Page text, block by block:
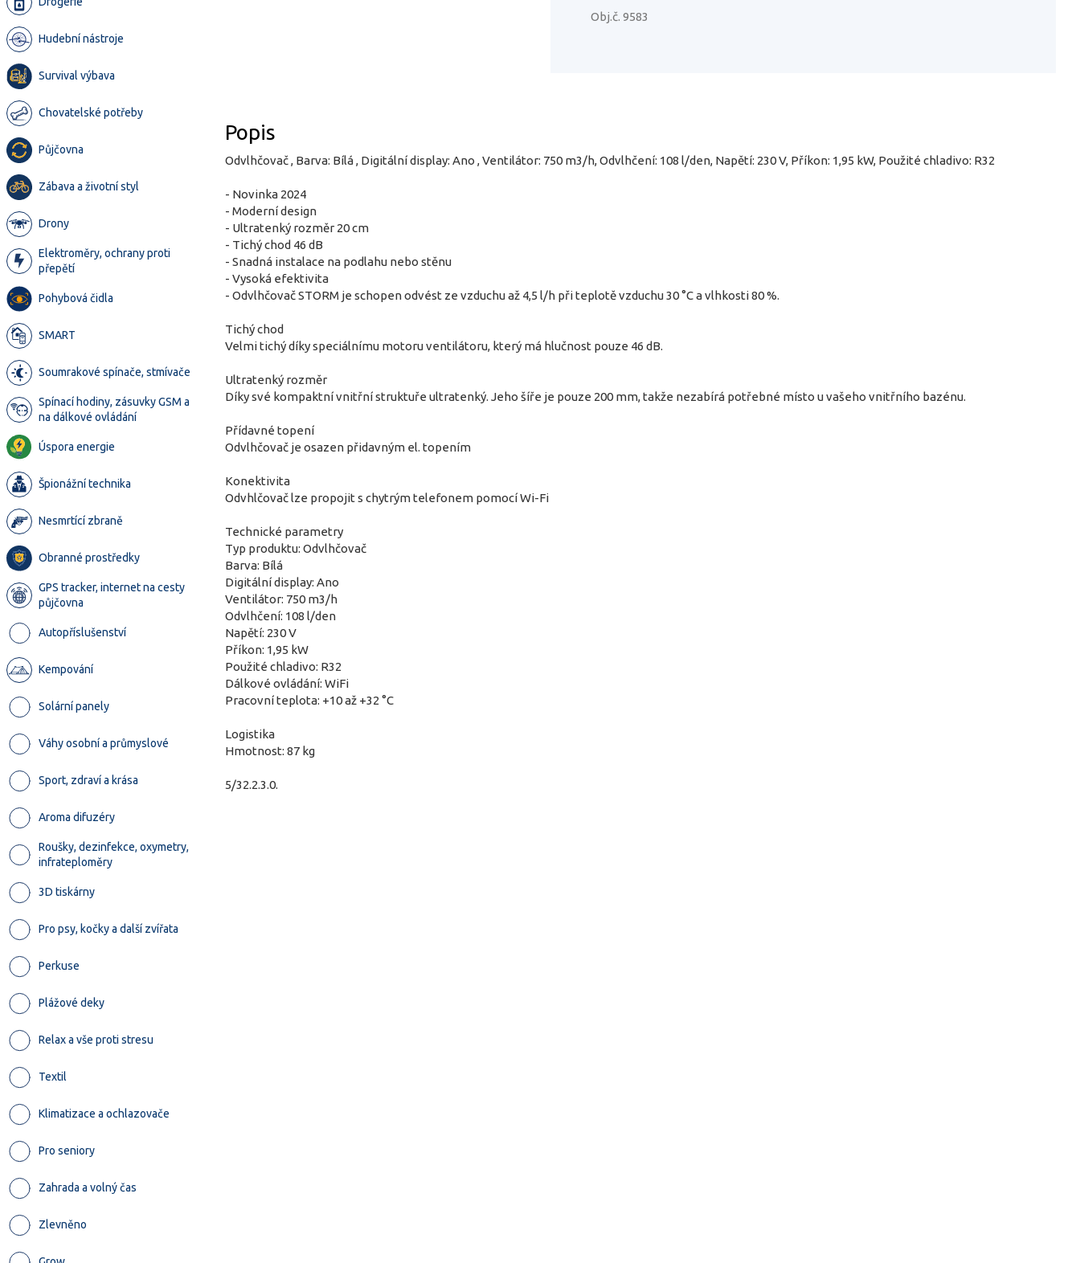
Hudební nástroje
Survival výbava
Chovatelské potřeby
Půjčovna
Zábava a životní styl
Drony
Elektroměry, ochrany proti
přepětí
Pohybová čidla
SMART
Soumrakové spínače, stmívače
Spínací hodiny, zásuvky GSM a
na dálkové ovládání
Úspora energie
Špionážní technika
Nesmrtící zbraně
Obranné prostředky
GPS tracker, internet na cesty
půjčovna
Autopříslušenství
Kempování
Solární panely
Váhy osobní a průmyslové
Sport, zdraví a krása
Aroma difuzéry
Roušky, dezinfekce, oxymetry,
infrateploměry
3D tiskárny
Pro psy, kočky a další zvířata
Perkuse
Plážové deky
Relax a vše proti stresu
Textil
Klimatizace a ochlazovače
Pro seniory
Zahrada a volný čas
Zlevněno
Obj.č. 9583
Popis
Odvlhčovač , Barva: Bílá , Digitální display: Ano , Ventilátor: 750 m3/h, Odvlhčení: 108 l/den, Napětí: 230 V, Příkon: 1,95 kW, Použité chladivo: R32
- Novinka 2024
- Moderní design
- Ultratenký rozměr 20 cm
- Tichý chod 46 dB
- Snadná instalace na podlahu nebo stěnu
- Vysoká efektivita
- Odvlhčovač STORM je schopen odvést ze vzduchu až 4,5 l/h při teplotě vzduchu 30 °C a vlhkosti 80 %.
Tichý chod
Velmi tichý díky speciálnímu motoru ventilátoru, který má hlučnost pouze 46 dB.
Ultratenký rozměr
Díky své kompaktní vnitřní struktuře ultratenký. Jeho šíře je pouze 200 mm, takže nezabírá potřebné místo u vašeho vnitřního bazénu.
Přídavné topení
Odvlhčovač je osazen přidavným el. topením
Konektivita
Odvhlčovač lze propojit s chytrým telefonem pomocí Wi-Fi
Technické parametry
Typ produktu: Odvlhčovač
Barva: Bílá
Digitální display: Ano
Ventilátor: 750 m3/h
Odvlhčení: 108 l/den
Napětí: 230 V
Příkon: 1,95 kW
Použité chladivo: R32
Dálkové ovládání: WiFi
Pracovní teplota: +10 až +32 °C
Logistika
Hmotnost: 87 kg
5/32.2.3.0.